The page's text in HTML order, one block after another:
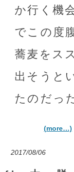
か行く機
でこの度
蕎麦をス
出そうと
たのだっ
(more…)
2017/08/06